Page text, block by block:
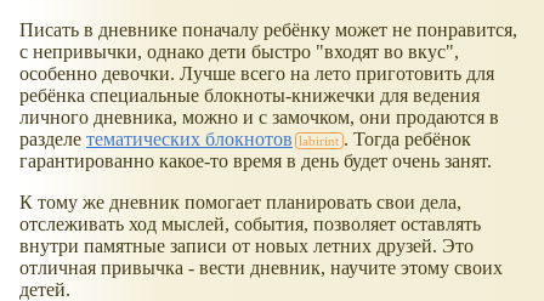
Писать в дневнике поначалу ребёнку может не понравится,
с непривычки, однако дети быстро "входят во вкус",
особенно девочки. Лучше всего на лето приготовить для
ребёнка специальные блокноты-книжечки для ведения
личного дневника, можно и с замочком, они продаются в
разделе тематических блокнотов
. Тогда ребёнок
гарантированно какое-то время в день будет очень занят.
К тому же дневник помогает планировать свои дела,
отслеживать ход мыслей, события, позволяет оставлять
внутри памятные записи от новых летних друзей. Это
отличная привычка - вести дневник, научите этому своих
детей.